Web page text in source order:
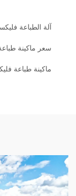
آلة الطباعة
سعر ماكينة
ماكينة طباعة